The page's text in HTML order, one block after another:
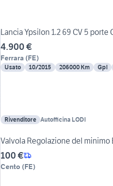
Lancia Ypsilon 1.2 69 CV 5 porte
4.900 €
Ferrara (FE)
Usato 10/2015 206000 Km Gpl
Rivenditore Autofficina LODI
100 €
Cento (FE)